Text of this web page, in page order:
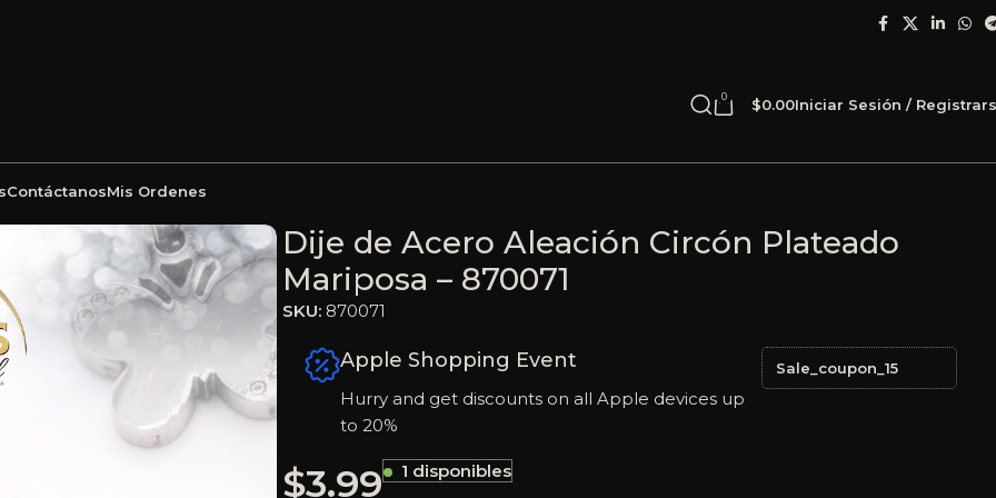
0 $0.00Iniciar Sesión /
ContáctanosMis Ordenes
Dije de Acero Aleación Circón Plateado
Mariposa – 870071
SKU: 870071
Apple Shopping Event
Hurry and get discounts on all Apple devices up
to 20%
Sale_coupon_15
$3.99 1 disponibles